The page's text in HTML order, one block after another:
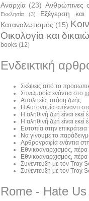
Αναρχία (23) Ανθρώπινες
Εκκλησία (3) Εξέγερση
Καταναλωτισμός (15)
Οικολογία και
books (12)
Ενδεικτική
Σκέψεις από το
Συνωμοσία ενάντια στο
Απολιτεία. στάση ζωής
Η Αυτονομία απέναντι
Η αληθινή ζωή είναι
Η αληθινή ζωή είναι
Ευτοπία στην
Να γίνουμε το
Αρθρογραφία ενάντια
Εθνικοαναρχισμός,
Εθνικοαναρχισμός,
Συνέντευξη με τον Troy
Συνέντευξη με τον Troy
Rome - Hate